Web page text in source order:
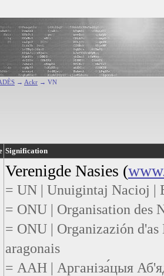
→ Ackr → VN
Signification
Verenigde Nasies (
= UN | Unuigintaj Nacioj |
= ONU | Organisation des
= ONU | Organizazión
aragonais
= ААН | Арганіза́цыя